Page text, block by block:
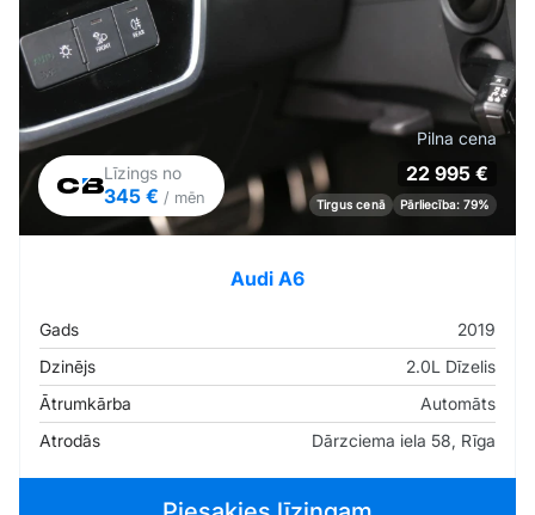
Līzings no
345 € / mēn
Pilna cena
22 995 €
Tirgus cenā Pārliecība: 79%
Audi A6
Gads
2019
Dzinējs
2.0L Dīzelis
Ātrumkārba
Automāts
Atrodās
Dārzciema iela 58, Rīga